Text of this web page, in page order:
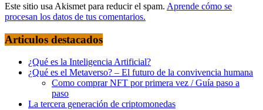
Este sitio usa Akismet para reducir el spam. Aprende cómo se
procesan los datos de tus comentarios.
Articulos destacados
¿Qué es la Inteligencia Artificial?
¿Qué es el Metaverso? – El futuro de la convivencia humana
Como comprar NFT por primera vez / Guía paso a
paso
La tercera generación de criptomonedas